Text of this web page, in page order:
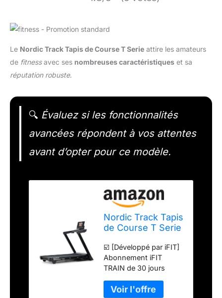
Le Nordic Track Tapis de Course T Serie attire les amateurs
de fitnessavec ses nombreuses caractéristiques et sa
réputation robuste.
🔍 Évaluez si les fonctionnalités
avancées répondent à vos attentes
avant d’opter pour ce modèle.
Nordic Track Tapis
de Course T Serie
☑️ [Développé par iFIT]
Abonnement iFIT
TRAIN de 30 jours
code iFIT sur